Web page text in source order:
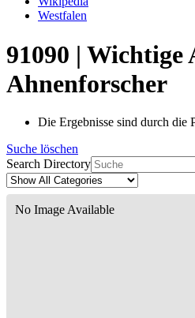
Westfalen
91090 | Wichtige
Ahnenforscher
Die Ergebnisse sind durch die
Suche löschen
Search Directory
No Image Available